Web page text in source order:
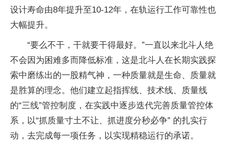
设计寿命由8年提升至10-12年，在轨运行工作可靠性也
大幅提升。
“要么不干，干就要干得最好。”一直以来北斗人绝
不会因为困难多而降低标准，这是北斗人在长期实践探
索中磨练出的一股精气神，一种质量就是生命、质量就
是胜算的理念。他们建立起指挥线、技术线、质量线
的“三线”管控制度，在实践中逐步迭代完善质量管控体
系，以“抓质量寸土不让、抓进度分秒必争” 的扎实行
动，去完成每一项任务，以实现精稳运行的承诺。